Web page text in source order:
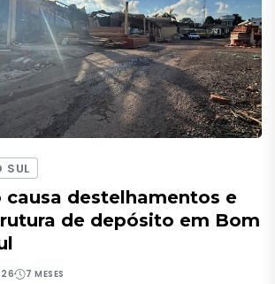
SUL
causa destelhamentos e
de depósito em Bom
7 MESES